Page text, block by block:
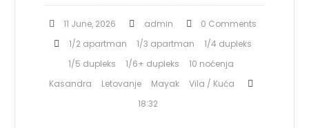
11 June, 2026 admin
0 Comments
1/2 apartman
1/3 apartman
1/4 dupleks
1/5 dupleks
1/6+ dupleks
10 noćenja
Kasandra
Letovanje Mayak
Vila / Kuća
18:32